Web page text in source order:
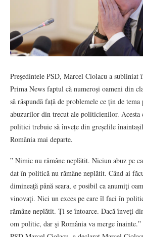
Președintele PSD, Marcel Ciolacu a subliniat
Prima News faptul că numeroși oameni din
să răspundă față de problemele ce țin de
abuzurilor din trecut ale politicienilor. Acesta
politici trebuie să învețe din greșelile
România mai departe.
” Nimic nu rămâne neplătit. Niciun abuz pe
dat în politică nu rămâne neplătit. Când ai
dimineaţă până seara, e posibil ca anumiţi
vinovaţi. Nici un exces pe care îl faci în
rămâne neplătit. Ţi se întoarce. Dacă înveţi
om politic, dar şi România va merge înainte.”